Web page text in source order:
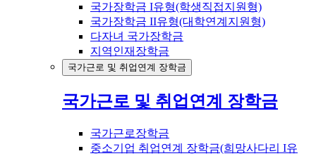
국가장학금 I유형(학생직접지원형)
국가장학금 II유형(대학연계지원형)
다자녀 국가장학금
지역인재장학금
국가근로 및 취업연계 장학금
국가근로 및 취업연계 장학금
국가근로장학금
중소기업 취업연계 장학금(희망사다리 I유